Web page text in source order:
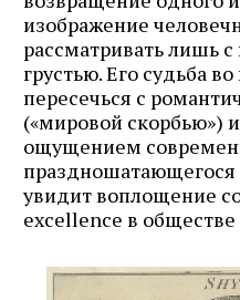
изображение
рассматривать лишь
грустью. Его судьба
пересечься с
(«мировой скорбью»)
ощущением
увидит воплощение
excellence в